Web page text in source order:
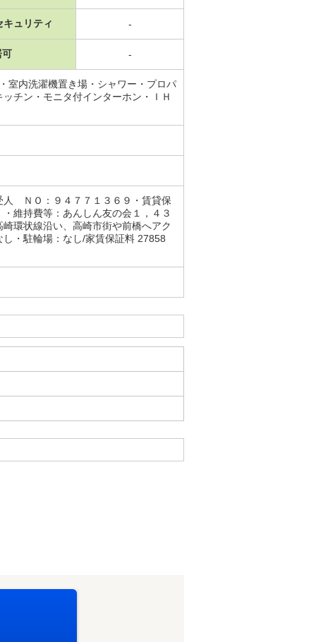
キュリティ -
可 -
室内洗濯機置き場・シャワー・プロパ
チン・モニタ付インターホン・ＩＨ
ＮＯ：９４７７１３６９・賃貸保
維持費等：あんしん友の会１，４３
線沿い、高崎市街や前橋へアク
・駐輪場：なし/家賃保証料 27858